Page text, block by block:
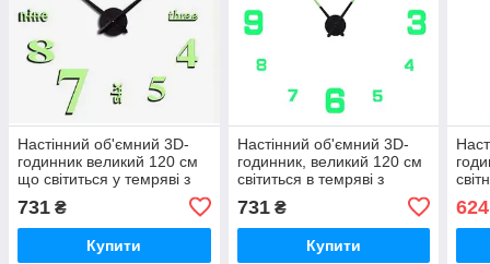
Настінний об'ємний 3D-
годинник великий 120 см
що світиться у темряві з
колір салатовий зроби сам
731 ₴
Купити
Настінний об'ємний 3D-
годинник, великий 120 см
світиться в темряві з
цифрами колір салатовий,
зроби сам
731₴
Купити